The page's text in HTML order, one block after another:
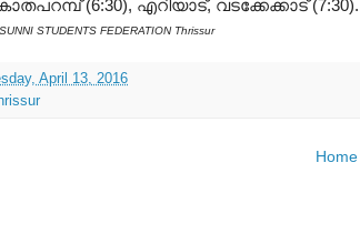
(6:30), എറിയാട്, വടക്കേക്കാട് (7:30).
STUDENTS FEDERATION Thrissur
April 13, 2016
Home